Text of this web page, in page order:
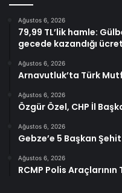
Ağustos 6, 2026
79,99 TL’lik hamle:
gecede kazandığı
Ağustos 6, 2026
Arnavutluk’ta Türk
Ağustos 6, 2026
Özgür Özel, CHP İl
Ağustos 6, 2026
Gebze’e 5 Başkan
Ağustos 6, 2026
RCMP Polis Araçlarının